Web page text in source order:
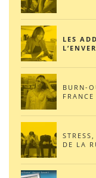
LES
BURN-
DE LA